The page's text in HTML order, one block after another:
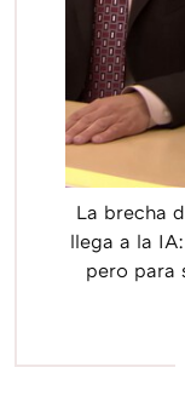
La brecha
llega a la
pero para